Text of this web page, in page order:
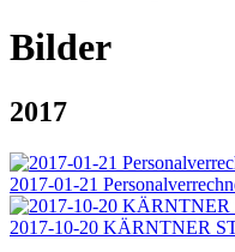
Bilder
2017
2017-01-21
2017-10-20 KÄRNTNER